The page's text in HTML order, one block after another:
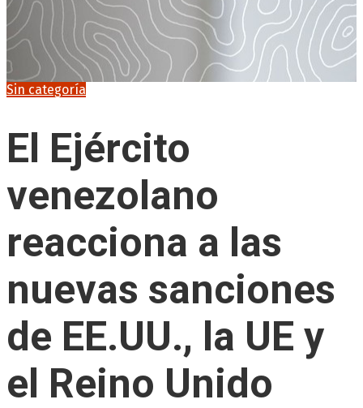
Sin categoría
El Ejército
venezolano
reacciona a las
nuevas sanciones
de EE.UU., la UE y
el Reino Unido